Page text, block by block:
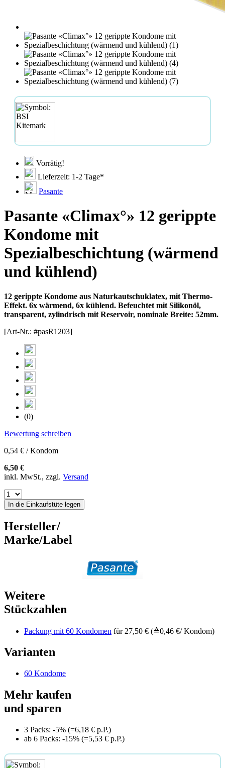
Vorrätig!
Lieferzeit: 1-2 Tage*
Pasante
Pasante «Climax°» 12 gerippte
Kondome mit
Spezialbeschichtung (wärmend
und kühlend)
12 gerippte Kondome aus Naturkautschuklatex, mit Thermo-
Effekt. 6x wärmend, 6x kühlend. Befeuchtet mit Silikonöl,
transparent, zylindrisch mit Reservoir, nominale Breite: 52mm.
[Art-Nr.: #pasR1203]
(0)
Bewertung schreiben
0,54 € / Kondom
6,50 €
inkl. MwSt., zzgl. Versand
In die Einkaufstüte legen
Hersteller/
Marke/Label
Weitere
Stückzahlen
Packung mit 60 Kondomen für 27,50 € (≙0,46 €/ Kondom)
Varianten
60 Kondome
Mehr kaufen
und sparen
3 Packs: -5% (=6,18 € p.P.)
ab 6 Packs: -15% (=5,53 € p.P.)